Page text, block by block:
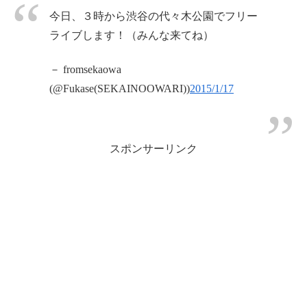
今日、３時から渋谷の代々木公園でフリー
ライブします！（みんな来てね）
－ fromsekaowa
(@Fukase(SEKAINOOWARI))2015/1/17
スポンサーリンク